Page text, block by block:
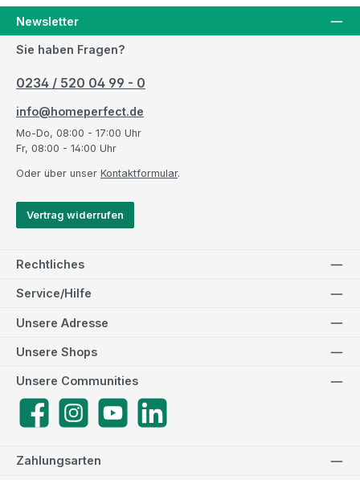
Newsletter
Sie haben Fragen?
0234 / 520 04 99 - 0
info@homeperfect.de
Mo-Do, 08:00 - 17:00 Uhr
Fr, 08:00 - 14:00 Uhr
Oder über unser Kontaktformular.
Vertrag widerrufen
Rechtliches
Service/Hilfe
Zahlungsarten
Unsere Adresse
Unsere Communities
FacebookInstagramYouTube
Unsere Shops